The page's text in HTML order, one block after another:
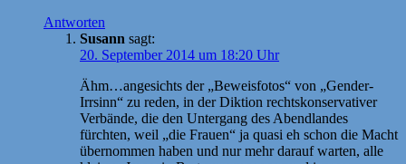
Antworten
Susann sagt:
20. September 2014 um 18:20 Uhr
Ähm…angesichts der „Beweisfotos“ von „Gender-
Irrsinn“ zu reden, in der Diktion rechtskonservativer
Verbände, die den Untergang des Abendlandes
fürchten, weil „die Frauen“ ja quasi eh schon die Macht
übernommen haben und nur mehr darauf warten, alle